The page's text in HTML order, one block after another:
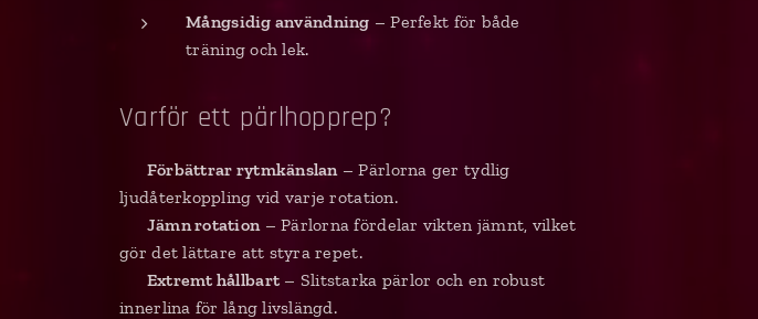
Mångsidig användning – Perfekt för både
träning och lek.
Varför ett pärlhopprep?
Förbättrar rytmkänslan– Pärlorna ger tydlig
ljudåterkoppling vid varje rotation.
Jämn rotation– Pärlorna fördelar vikten jämnt, vilket
gör det lättare att styra repet.
Extremt hållbart – Slitstarka pärlor och en robust
innerlina för lång livslängd.